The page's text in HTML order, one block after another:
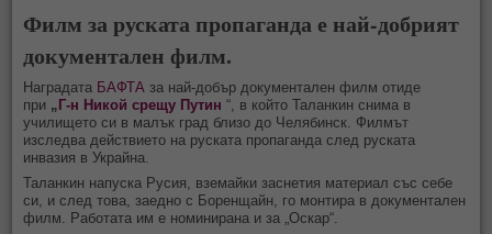
Филм за руската пропаганда е най-добрият
документален филм.
Наградата БАФТА за най-добър документален филм отиде
при „ Г-н Никой срещу Путин “, в който Таланкин снима в
училището си в малък град близо до Челябинск. Филмът
изследва действието на руската пропаганда след руската
инвазия в Украйна.
Таланкин напуска Русия, вземайки заснетия материал със себе
си, и след това, заедно с Боренщайн, го монтира в документален
филм. Работата им е номинирана и за „Оскар“.